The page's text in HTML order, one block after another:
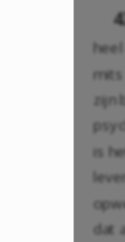
zijn
is
dat